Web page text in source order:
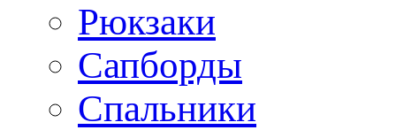
Рюкзаки
Сапборды
Спальники